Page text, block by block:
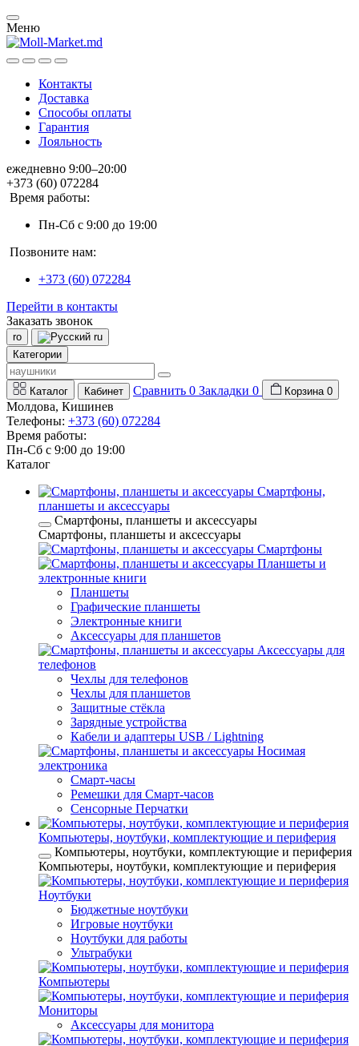
Меню
Контакты
Доставка
Способы оплаты
Гарантия
Лояльность
ежедневно 9:00–20:00
+373 (60) 072284
Время работы:
Пн-Сб с 9:00 до 19:00
Позвоните нам:
+373 (60) 072284
Перейти в контакты
Заказать звонок
ro
ru
Категории
Каталог Кабинет Сравнить 0 Закладки 0 Корзина 0
Молдова, Кишинев
Телефоны: +373 (60) 072284
Время работы:
Пн-Сб с 9:00 до 19:00
Каталог
Смартфоны,
планшеты и аксессуары
Смартфоны, планшеты и аксессуары
Смартфоны, планшеты и аксессуары
Смартфоны
Планшеты и
электронные книги
Планшеты
Графические планшеты
Электронные книги
Аксессуары для планшетов
Аксессуары для
телефонов
Чехлы для телефонов
Чехлы для планшетов
Защитные стёкла
Зарядные устройства
Кабели и адаптеры USB / Lightning
Носимая
электроника
Смарт-часы
Ремешки для Смарт-часов
Сенсорные Перчатки
Компьютеры, ноутбуки, комплектующие и периферия
Компьютеры, ноутбуки, комплектующие и периферия
Компьютеры, ноутбуки, комплектующие и периферия
Ноутбуки
Бюджетные ноутбуки
Игровые ноутбуки
Ноутбуки для работы
Ультрабуки
Компьютеры
Мониторы
Аксессуары для монитора